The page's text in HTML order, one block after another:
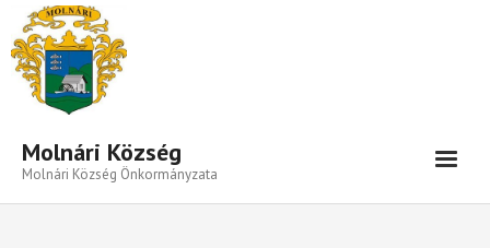
Molnári Község
Molnári Község Önkormányzata